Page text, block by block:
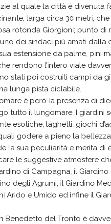
al quale la città è divenuta
larga circa 30 metri,
rotonda Giorgioni; punto di
dei sindaci più amati dalla
estensione da palme, pini
rendono l’intero viale
stati poi costruiti campi da
lunga pista ciclabile.
è però la presenza di
tutto il lungomare. I giardini
esotiche, laghetti, giochi
godere a pieno la
la sua peculiarità e merita di
le suggestive atmosfere
di Campagna, il Giardino
degli Agrumi, il Giardino
Arido e Umido ed infine il
Benedetto del Tronto è